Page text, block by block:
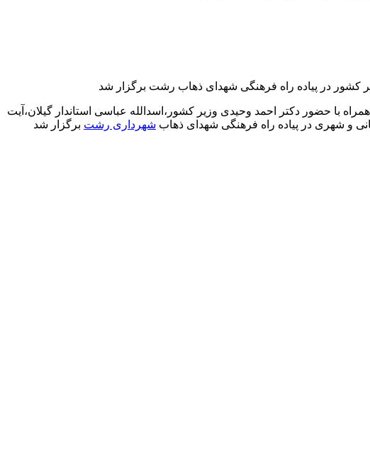
کشور در پیاده راه فرهنگی شهدای ذهاب رشت برگزار شد
حضور دکتر احمد وحیدی وزیر کشور،اسدالله عباسی استاندار گیلان،آیت
و شهری در پیاده راه فرهنگی شهدای ذهاب شهرداری رشت برگزار شد